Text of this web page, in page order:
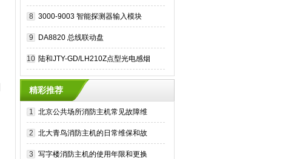
8 3000-9003 智能探测器输入模块
9 DA8820 总线联动盘
10 陆和JTY-GD/LH210Z点型光电感烟
精彩推荐
1
北京公共场所消防主机常见故障维
2
北大青鸟消防主机的日常维保和故
3
写字楼消防主机的使用年限和更换